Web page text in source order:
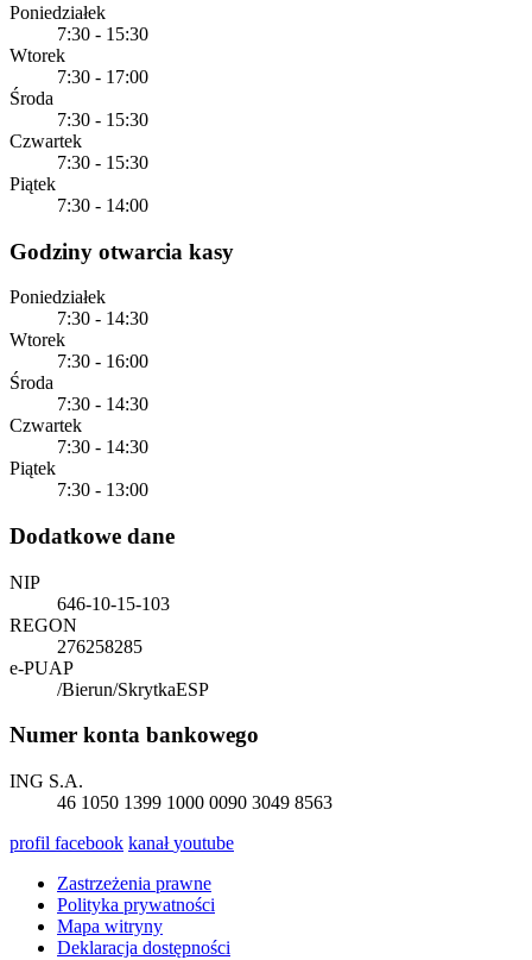
Poniedziałek
7:30 - 15:30
Wtorek
7:30 - 17:00
Środa
7:30 - 15:30
Czwartek
7:30 - 15:30
Piątek
7:30 - 14:00
Godziny otwarcia kasy
Poniedziałek
7:30 - 14:30
Wtorek
7:30 - 16:00
Środa
7:30 - 14:30
Czwartek
7:30 - 14:30
Piątek
7:30 - 13:00
Dodatkowe dane
NIP
646-10-15-103
REGON
276258285
e-PUAP
/Bierun/SkrytkaESP
Numer konta bankowego
ING S.A.
46 1050 1399 1000 0090 3049 8563
profil facebook kanałyoutube
Zastrzeżenia prawne
Polityka prywatności
Mapa witryny
Deklaracja dostępności